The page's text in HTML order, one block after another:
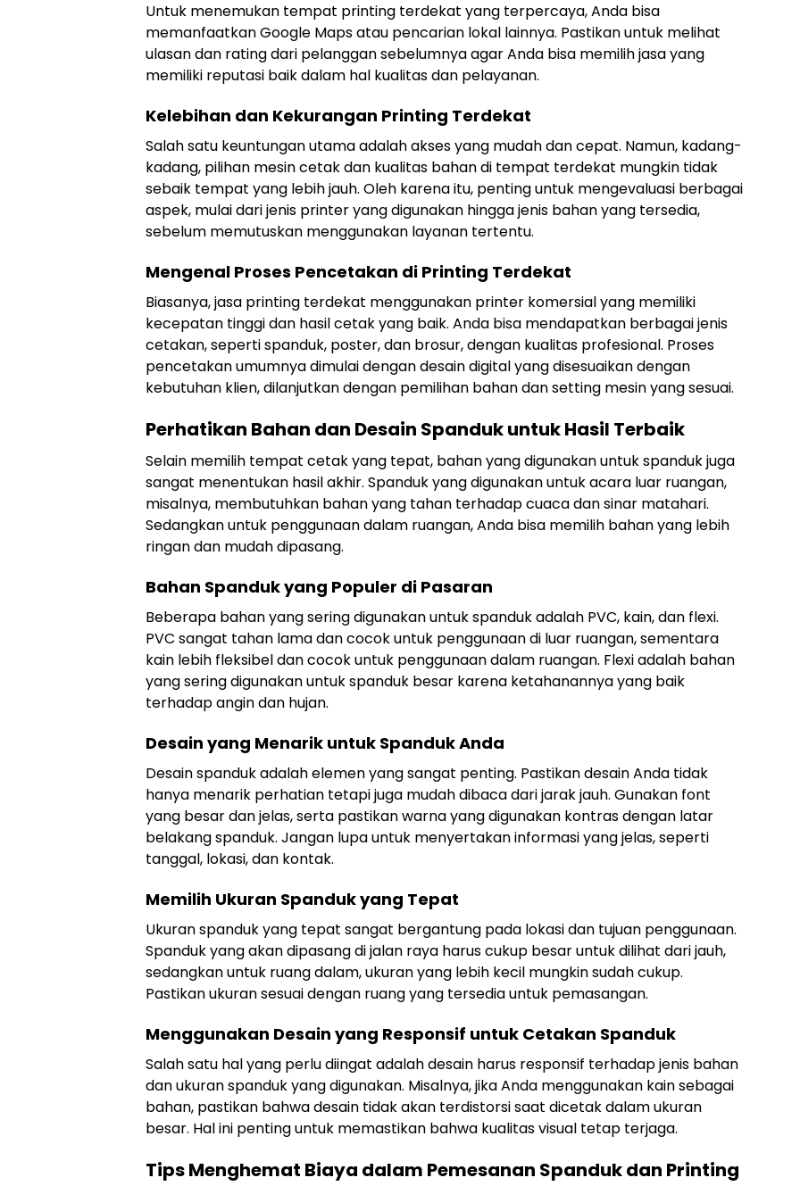
Untuk menemukan tempat printing terdekat yang terpercaya, Anda bisa
memanfaatkan Google Maps atau pencarian lokal lainnya. Pastikan untuk melihat
ulasan dan rating dari pelanggan sebelumnya agar Anda bisa memilih jasa yang
memiliki reputasi baik dalam hal kualitas dan pelayanan.
Kelebihan dan Kekurangan Printing Terdekat
Salah satu keuntungan utama adalah akses yang mudah dan cepat. Namun, kadang-
kadang, pilihan mesin cetak dan kualitas bahan di tempat terdekat mungkin tidak
sebaik tempat yang lebih jauh. Oleh karena itu, penting untuk mengevaluasi berbagai
aspek, mulai dari jenis printer yang digunakan hingga jenis bahan yang tersedia,
sebelum memutuskan menggunakan layanan tertentu.
Mengenal Proses Pencetakan di Printing Terdekat
Biasanya, jasa printing terdekat menggunakan printer komersial yang memiliki
kecepatan tinggi dan hasil cetak yang baik. Anda bisa mendapatkan berbagai jenis
cetakan, seperti spanduk, poster, dan brosur, dengan kualitas profesional. Proses
pencetakan umumnya dimulai dengan desain digital yang disesuaikan dengan
kebutuhan klien, dilanjutkan dengan pemilihan bahan dan setting mesin yang sesuai.
Perhatikan Bahan dan Desain Spanduk untuk Hasil Terbaik
Selain memilih tempat cetak yang tepat, bahan yang digunakan untuk spanduk juga
sangat menentukan hasil akhir. Spanduk yang digunakan untuk acara luar ruangan,
misalnya, membutuhkan bahan yang tahan terhadap cuaca dan sinar matahari.
Sedangkan untuk penggunaan dalam ruangan, Anda bisa memilih bahan yang lebih
ringan dan mudah dipasang.
Bahan Spanduk yang Populer di Pasaran
Beberapa bahan yang sering digunakan untuk spanduk adalah PVC, kain, dan flexi.
PVC sangat tahan lama dan cocok untuk penggunaan di luar ruangan, sementara
kain lebih fleksibel dan cocok untuk penggunaan dalam ruangan. Flexi adalah bahan
yang sering digunakan untuk spanduk besar karena ketahanannya yang baik
terhadap angin dan hujan.
Desain yang Menarik untuk Spanduk Anda
Desain spanduk adalah elemen yang sangat penting. Pastikan desain Anda tidak
hanya menarik perhatian tetapi juga mudah dibaca dari jarak jauh. Gunakan font
yang besar dan jelas, serta pastikan warna yang digunakan kontras dengan latar
belakang spanduk. Jangan lupa untuk menyertakan informasi yang jelas, seperti
tanggal, lokasi, dan kontak.
Memilih Ukuran Spanduk yang Tepat
Ukuran spanduk yang tepat sangat bergantung pada lokasi dan tujuan penggunaan.
Spanduk yang akan dipasang di jalan raya harus cukup besar untuk dilihat dari jauh,
sedangkan untuk ruang dalam, ukuran yang lebih kecil mungkin sudah cukup.
Pastikan ukuran sesuai dengan ruang yang tersedia untuk pemasangan.
Menggunakan Desain yang Responsif untuk Cetakan Spanduk
Salah satu hal yang perlu diingat adalah desain harus responsif terhadap jenis bahan
dan ukuran spanduk yang digunakan. Misalnya, jika Anda menggunakan kain sebagai
bahan, pastikan bahwa desain tidak akan terdistorsi saat dicetak dalam ukuran
besar. Hal ini penting untuk memastikan bahwa kualitas visual tetap terjaga.
Tips Menghemat Biaya dalam Pemesanan Spanduk dan Printing